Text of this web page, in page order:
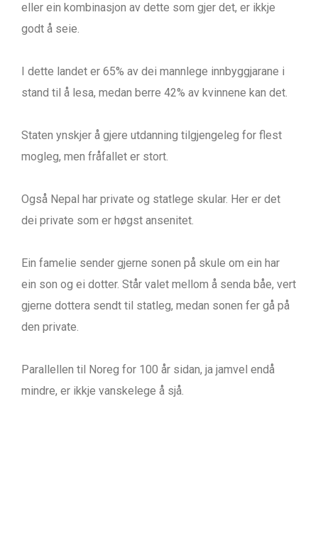
eller ein kombinasjon av dette som gjer det, er ikkje
godt å seie.
I dette landet er 65% av dei mannlege innbyggjarane i
stand til å lesa, medan berre 42% av kvinnene kan det.
Staten ynskjer å gjere utdanning tilgjengeleg for flest
mogleg, men fråfallet er stort.
Også Nepal har private og statlege skular. Her er det
dei private som er høgst ansenitet.
Ein famelie sender gjerne sonen på skule om ein har
ein son og ei dotter. Står valet mellom å senda båe, vert
gjerne dottera sendt til statleg, medan sonen fer gå på
den private.
Parallellen til Noreg for 100 år sidan, ja jamvel endå
mindre, er ikkje vanskelege å sjå.